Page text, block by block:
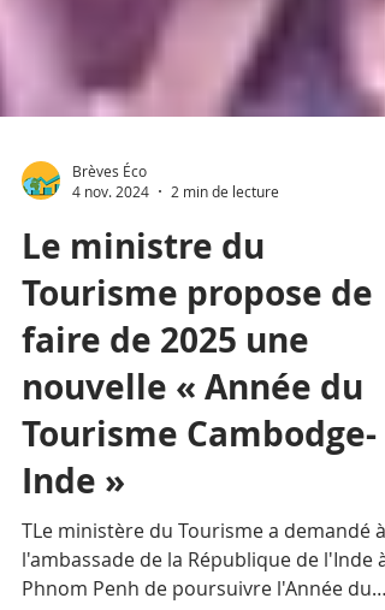
Brèves Éco
4 nov. 2024
2 min de lecture
Le ministre du
Tourisme propose de
faire de 2025 une
nouvelle « Année du
Tourisme Cambodge-
Inde »
TLe ministère du Tourisme a demandé à